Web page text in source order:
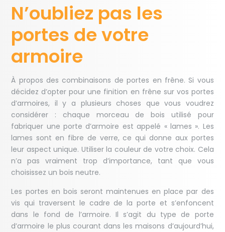
N’oubliez pas les
portes de votre
armoire
À propos des combinaisons de portes en frêne. Si vous
décidez d’opter pour une finition en frêne sur vos portes
d’armoires, il y a plusieurs choses que vous voudrez
considérer : chaque morceau de bois utilisé pour
fabriquer une porte d’armoire est appelé « lames ». Les
lames sont en fibre de verre, ce qui donne aux portes
leur aspect unique. Utiliser la couleur de votre choix. Cela
n’a pas vraiment trop d’importance, tant que vous
choisissez un bois neutre.
Les portes en bois seront maintenues en place par des
vis qui traversent le cadre de la porte et s’enfoncent
dans le fond de l’armoire. Il s’agit du type de porte
d’armoire le plus courant dans les maisons d’aujourd’hui,